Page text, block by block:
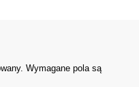
Wymagane pola są